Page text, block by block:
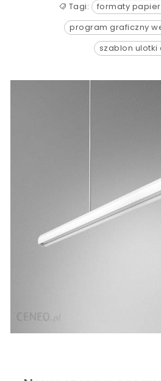
Tagi: formaty
program graficzny
szablon ulotki